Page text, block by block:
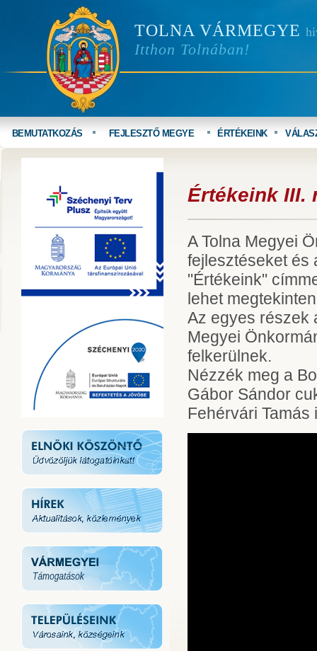
TOLNA VÁRMEGYE
Itthon Tolnában!
BEMUTATKOZÁS FEJLESZTŐ MEGYE ÉRTÉKEINK
Értékeink III.
A Tolna Megyei
fejlesztéseket és
"Értékeink"
lehet
Az egyes részek
Megyei
felkerülnek.
Nézzék meg a
Gábor Sándor
Fehérvári